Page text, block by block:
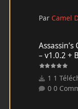
Par Camel
– v1.0.2 +
1
0